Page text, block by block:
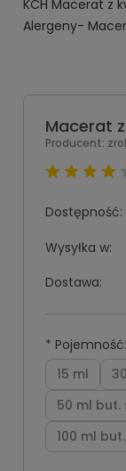
KCH Macerat z
Alergeny-
Macerat
Producent:
Dostępność:
Wysyłka w:
Dostawa:
* Pojemność:
15 ml
50 ml but.
100 ml